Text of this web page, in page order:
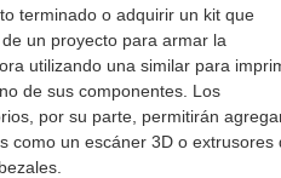
terminado o adquirir un kit que
un proyecto para armar la
utilizando una similar para
de sus componentes. Los
por su parte, permitirán
como un escáner 3D o extrusores